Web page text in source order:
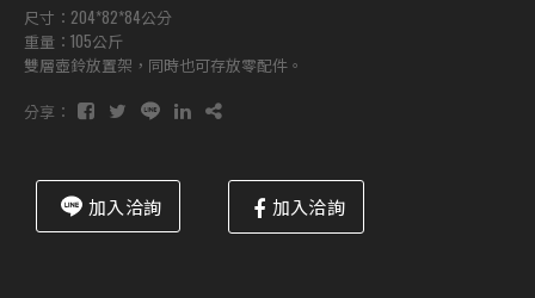
尺寸：204*82*84公分
重量：105公斤
雙層壺鈴放置架，同時也可存放零配件。
分享：
加入洽詢 加入洽詢